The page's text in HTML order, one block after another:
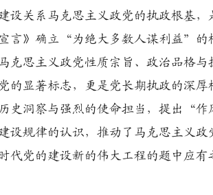
关系马克思主义政党的执政根基，
宣言》确立“为绝大多数人谋利益”的
克思主义政党性质宗旨、政治品格
的显著标志，更是党长期执政的深
史洞察与强烈的使命担当，提出“
设规律的认识，推动了马克思主义
代党的建设新的伟大工程的题中应